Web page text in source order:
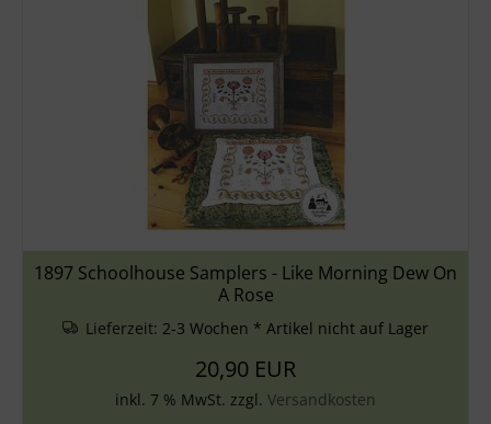
1897 Schoolhouse Samplers - Like Morning Dew On
A Rose
Lieferzeit: 2-3 Wochen * Artikel nicht auf Lager
20,90 EUR
inkl. 7 % MwSt. zzgl. Versandkosten